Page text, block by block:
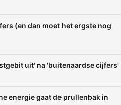
(en dan moet het ergste nog
uit' na 'buitenaardse cijfers'
energie gaat de prullenbak in